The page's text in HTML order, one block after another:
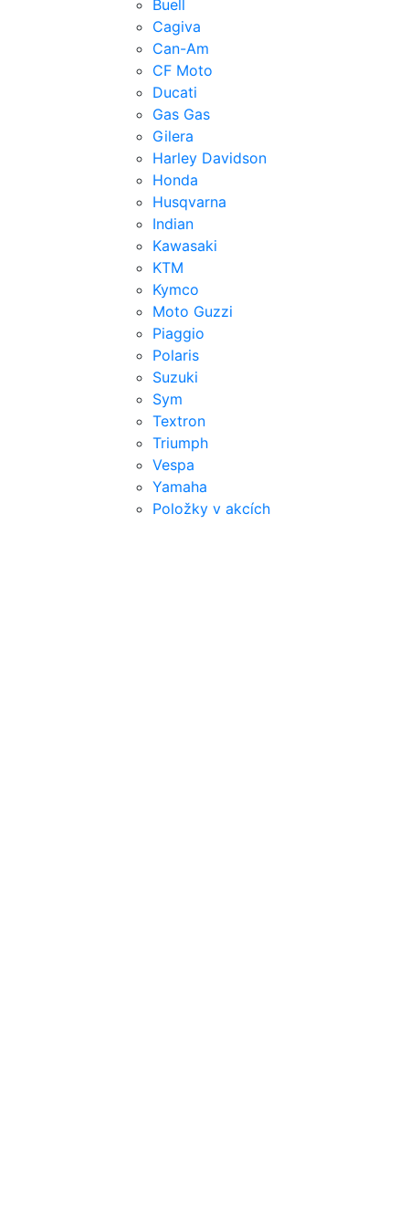
Buell
Cagiva
Can-Am
CF Moto
Ducati
Gas Gas
Gilera
Harley Davidson
Honda
Husqvarna
Indian
Kawasaki
KTM
Kymco
Moto Guzzi
Piaggio
Polaris
Suzuki
Sym
Textron
Triumph
Vespa
Yamaha
Položky v akcích